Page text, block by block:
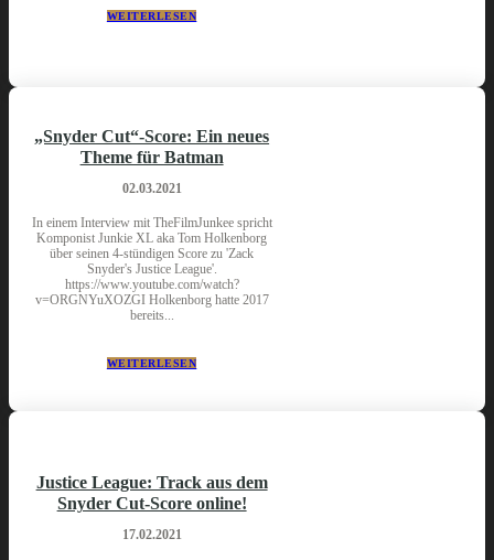
WEITERLESEN
„Snyder Cut“-Score: Ein neues
Theme für Batman
02.03.2021
In einem Interview mit TheFilmJunkee spricht
Komponist Junkie XL aka Tom Holkenborg
über seinen 4-stündigen Score zu 'Zack
Snyder's Justice League'.
https://www.youtube.com/watch?
v=ORGNYuXOZGI Holkenborg hatte 2017
bereits...
WEITERLESEN
Justice League: Track aus dem
Snyder Cut-Score online!
17.02.2021